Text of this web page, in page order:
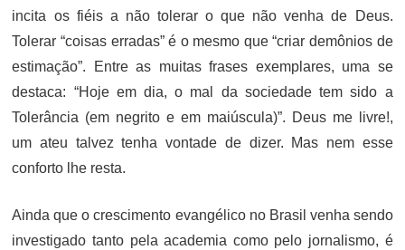
incita os fiéis a não tolerar o que não venha de Deus.
Tolerar “coisas erradas” é o mesmo que “criar demônios de
estimação”. Entre as muitas frases exemplares, uma se
destaca: “Hoje em dia, o mal da sociedade tem sido a
Tolerância (em negrito e em maiúscula)”. Deus me livre!,
um ateu talvez tenha vontade de dizer. Mas nem esse
conforto lhe resta.
Ainda que o crescimento evangélico no Brasil venha sendo
investigado tanto pela academia como pelo jornalismo, é